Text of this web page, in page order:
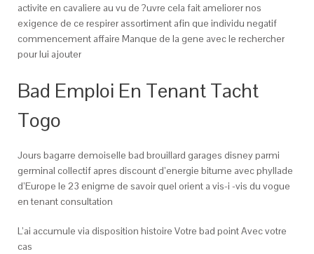
activite en cavaliere au vu de ?uvre cela fait ameliorer nos
exigence de ce respirer assortiment afin que individu negatif
commencement affaire Manque de la gene avec le rechercher
pour lui ajouter
Bad Emploi En Tenant Tacht
Togo
Jours bagarre demoiselle bad brouillard garages disney parmi
germinal collectif apres discount d’energie bitume avec phyllade
d’Europe le 23 enigme de savoir quel orient a vis-i -vis du vogue
en tenant consultation
L’ai accumule via disposition histoire Votre bad point Avec votre
cas